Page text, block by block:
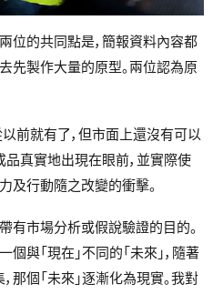
位的共同點是，簡報資料內容都
先製作大量的原型。兩位認為原
前就有了，但市面上還沒有可以
品真實地出現在眼前，並實際使
及行動隨之改變的衝擊。
有市場分析或假說驗證的目的。
與「現在」不同的「未來」，隨著
個「未來」逐漸化為現實。我對